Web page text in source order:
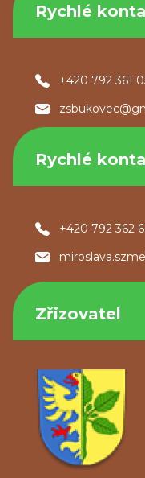
Rychlé
+420 792 361
Rychlé
+420 792 362
Zřizovatel